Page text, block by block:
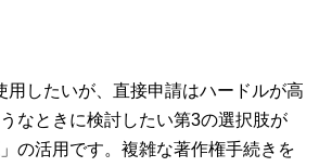
用したいが、直接申請はハードルが高
なときに検討したい第3の選択肢が
の活用です。複雑な著作権手続きを